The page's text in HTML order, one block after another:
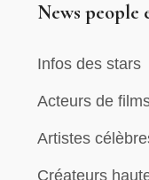
News people
Infos des stars
Acteurs de
Artistes
Créateurs